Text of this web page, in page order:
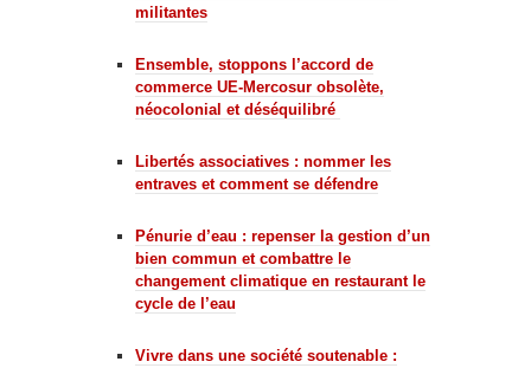
militantes
Ensemble, stoppons l’accord de
commerce UE-Mercosur obsolète,
néocolonial et déséquilibré
Libertés associatives : nommer les
entraves et comment se défendre
Pénurie d’eau : repenser la gestion d’un
bien commun et combattre le
changement climatique en restaurant le
cycle de l’eau
Vivre dans une société soutenable :